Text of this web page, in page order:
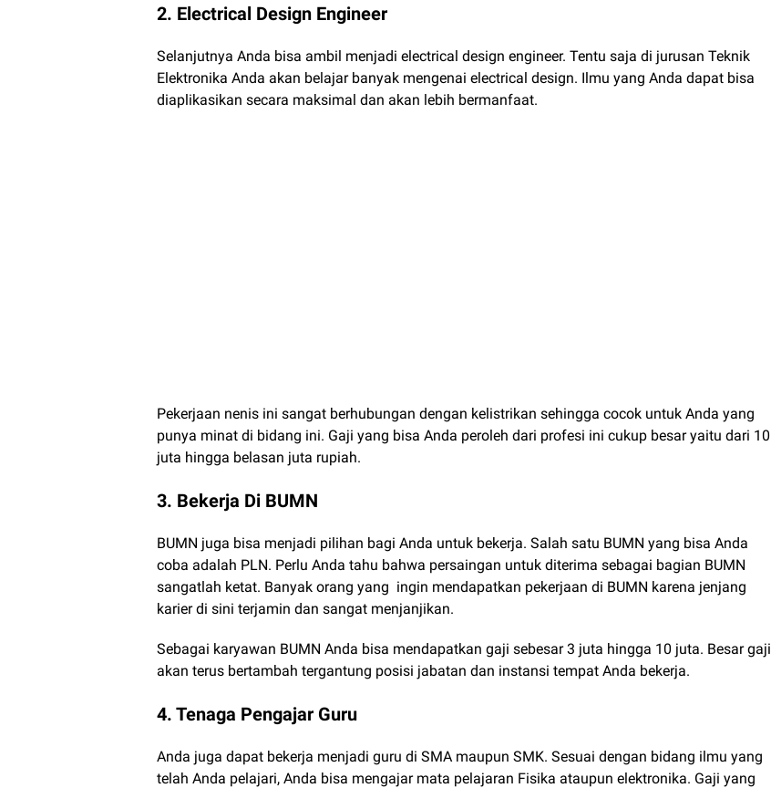
2. Electrical Design Engineer
Selanjutnya Anda bisa ambil menjadi electrical design engineer. Tentu saja di jurusan Teknik
Elektronika Anda akan belajar banyak mengenai electrical design. Ilmu yang Anda dapat bisa
diaplikasikan secara maksimal dan akan lebih bermanfaat.
Pekerjaan nenis ini sangat berhubungan dengan kelistrikan sehingga cocok untuk Anda yang
punya minat di bidang ini. Gaji yang bisa Anda peroleh dari profesi ini cukup besar yaitu dari 10
juta hingga belasan juta rupiah.
3. Bekerja Di BUMN
BUMN juga bisa menjadi pilihan bagi Anda untuk bekerja. Salah satu BUMN yang bisa Anda
coba adalah PLN. Perlu Anda tahu bahwa persaingan untuk diterima sebagai bagian BUMN
sangatlah ketat. Banyak orang yang ingin mendapatkan pekerjaan di BUMN karena jenjang
karier di sini terjamin dan sangat menjanjikan.
Sebagai karyawan BUMN Anda bisa mendapatkan gaji sebesar 3 juta hingga 10 juta. Besar gaji
akan terus bertambah tergantung posisi jabatan dan instansi tempat Anda bekerja.
4. Tenaga Pengajar Guru
Anda juga dapat bekerja menjadi guru di SMA maupun SMK. Sesuai dengan bidang ilmu yang
telah Anda pelajari, Anda bisa mengajar mata pelajaran Fisika ataupun elektronika. Gaji yang